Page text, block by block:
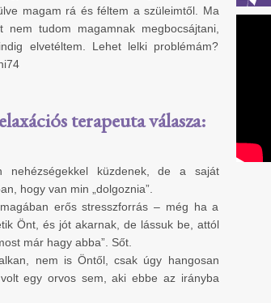
magam rá és féltem a szüleimtől. Ma
tudom magamnak megbocsájtani,
elvetéltem. Lehet lelki problémám?
terapeuta válasza:
nehézségekkel küzdenek, de a saját
hogy van min „dolgoznia”.
erős stresszforrás – még ha a
Önt, és jót akarnak, de lássuk be, attól
már hagy abba”. Sőt.
nem is Öntől, csak úgy hangosan
egy orvos sem, aki ebbe az irányba